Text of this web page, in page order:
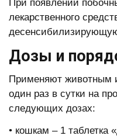
При появлении
лекарственного
Дозы и
Применяют животным
один раз в сутки на
следующих дозах:
• кошкам – 1 таблетка